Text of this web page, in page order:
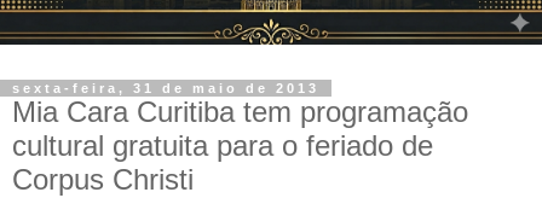
sexta-feira, 31 de maio de 2013
Mia Cara Curitiba tem programação
cultural gratuita para o feriado de
Corpus Christi